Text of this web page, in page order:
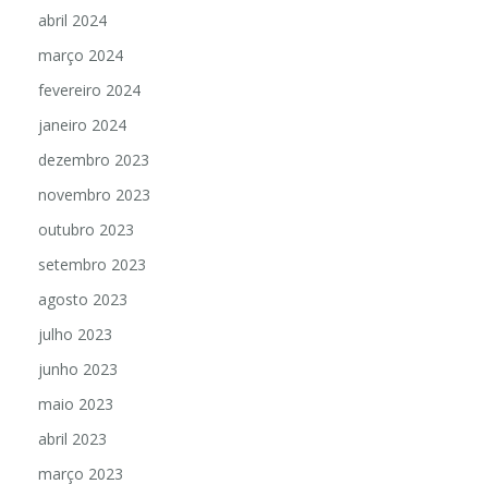
abril 2024
março 2024
fevereiro 2024
janeiro 2024
dezembro 2023
novembro 2023
outubro 2023
setembro 2023
agosto 2023
julho 2023
junho 2023
maio 2023
abril 2023
março 2023